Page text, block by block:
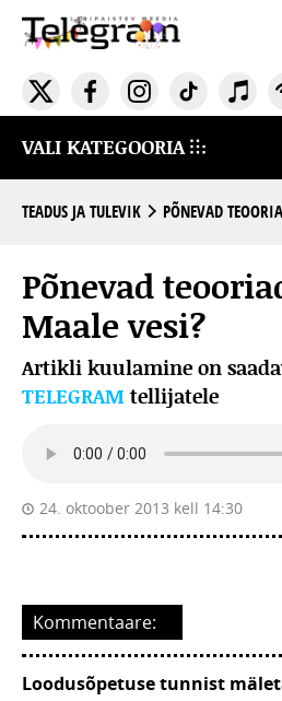
VALI KATEGOORIA
TEADUS JA TULEVIK PÕNEVAD
Põnevad
Maale vesi?
Artikli kuulamine on
TELEGRAM tellijatele
24. oktoober 2013 kell 14:30
Kommentaare:
Loodusõpetuse tunnist